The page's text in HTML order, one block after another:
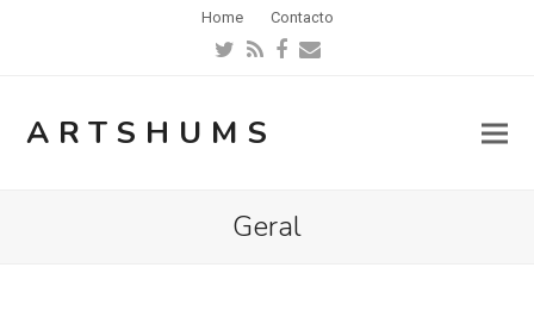
Home Contacto
Twitter
RSSFacebook
Email
ARTSHUMS
Geral